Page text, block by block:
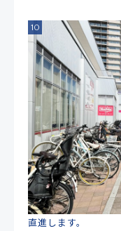
直進します。